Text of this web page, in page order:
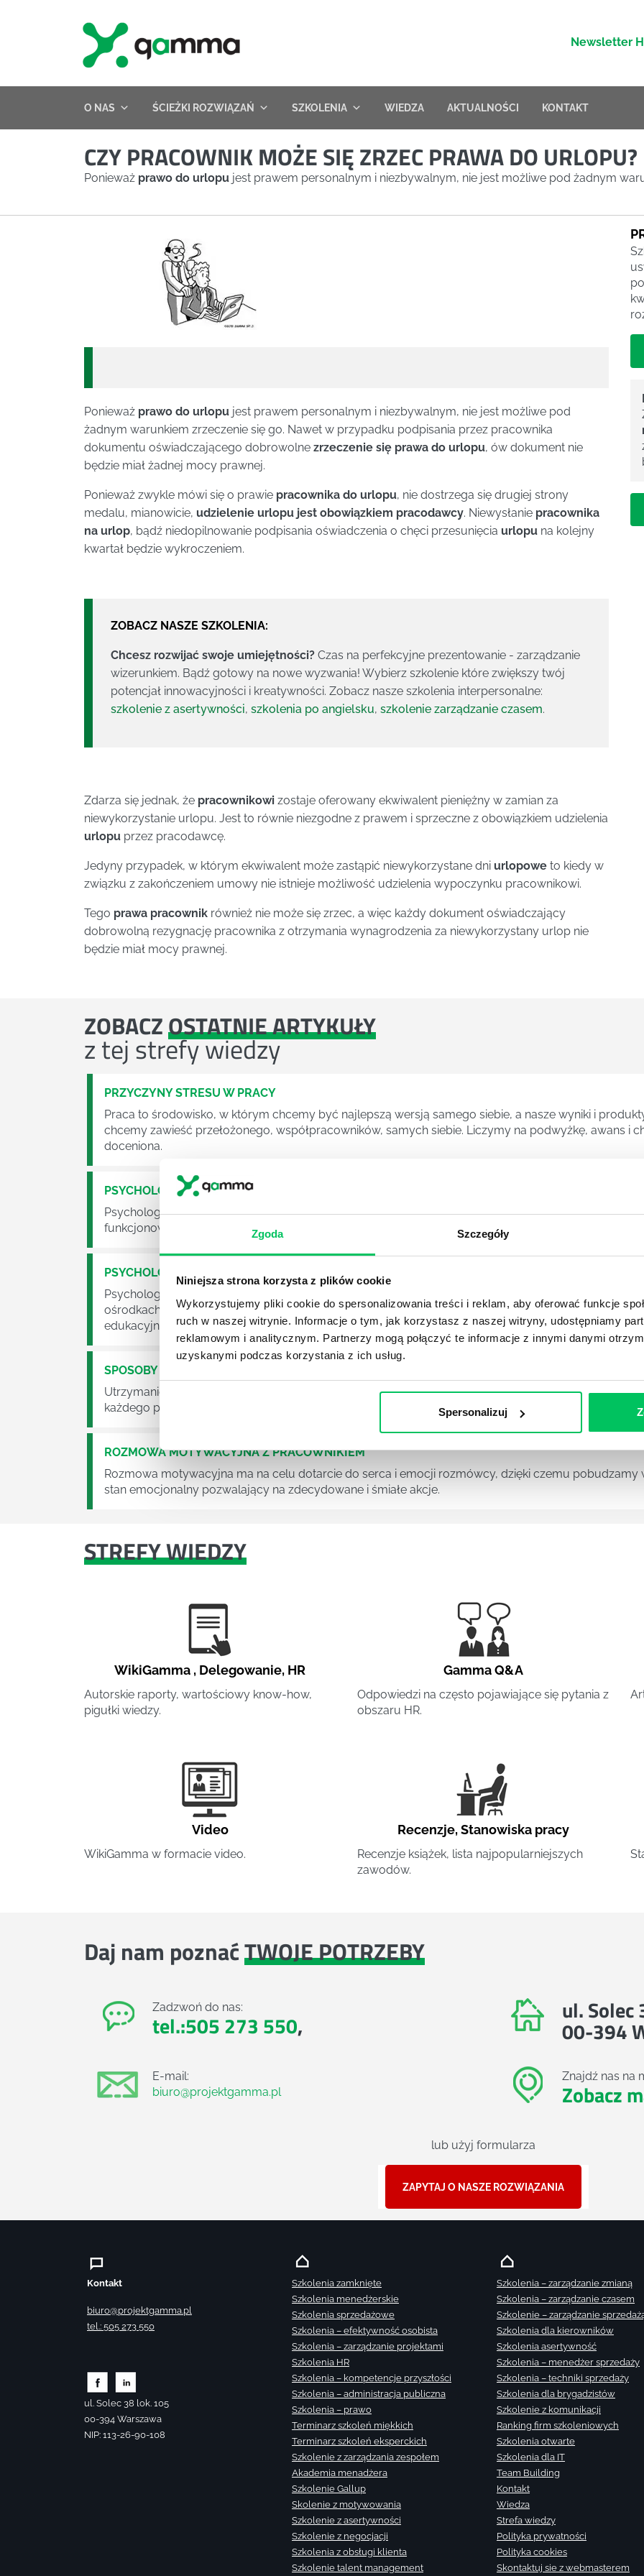
Zgoda Szczegóły
Niniejsza strona korzysta z plików cookie
Wykorzystujemy pliki cookie do spersonalizowania treści i reklam, aby oferować funkcje
ruch w naszej witrynie. Informacje o tym, jak korzystasz z naszej witryny, udostępniamy
reklamowym i analitycznym. Partnerzy mogą połączyć te informacje z innymi danymi
uzyskanymi podczas korzystania z ich usług.
Spersonalizuj
Newsletter
O NAS ŚCIEŻKI ROZWIĄZAŃ SZKOLENIA WIEDZA AKTUALNOŚCI KONTAKT
CZY PRACOWNIK MOŻE SIĘ ZRZEC PRAWA DO URLOPU?
Ponieważ prawo do urlopu jest prawem personalnym i niezbywalnym, nie jest możliwe pod żadnym
Ponieważ prawo do urlopu jest prawem personalnym i niezbywalnym, nie jest możliwe pod
żadnym warunkiem zrzeczenie się go. Nawet w przypadku podpisania przez pracownika
dokumentu oświadczającego dobrowolne zrzeczenie się prawa do urlopu, ów dokument nie
będzie miał żadnej mocy prawnej.
Ponieważ zwykle mówi się o prawie pracownika do urlopu, nie dostrzega się drugiej strony
medalu, mianowicie, udzielenie urlopu jest obowiązkiem pracodawcy. Niewysłanie pracownika
na urlop, bądź niedopilnowanie podpisania oświadczenia o chęci przesunięcia urlopu na kolejny
kwartał będzie wykroczeniem.
ZOBACZ NASZE SZKOLENIA:
Chcesz rozwijać swoje umiejętności? Czas na perfekcyjne prezentowanie - zarządzanie
wizerunkiem. Bądź gotowy na nowe wyzwania! Wybierz szkolenie które zwiększy twój
potencjał innowacyjności i kreatywności. Zobacz nasze szkolenia interpersonalne:
szkolenie z asertywności, szkolenia po angielsku, szkolenie zarządzanie czasem.
Zdarza się jednak, że pracownikowi zostaje oferowany ekwiwalent pieniężny w zamian za
niewykorzystanie urlopu. Jest to równie niezgodne z prawem i sprzeczne z obowiązkiem udzielenia
urlopu przez pracodawcę.
Jedyny przypadek, w którym ekwiwalent może zastąpić niewykorzystane dni urlopowe to kiedy w
związku z zakończeniem umowy nie istnieje możliwość udzielenia wypoczynku pracownikowi.
Tego prawa pracownik również nie może się zrzec, a więc każdy dokument oświadczający
dobrowolną rezygnację pracownika z otrzymania wynagrodzenia za niewykorzystany urlop nie
będzie miał mocy prawnej.
ZOBACZOSTATNIE ARTYKUŁY
z tej strefy wiedzy
PRZYCZYNY STRESU W PRACY
Praca to środowisko, w którym chcemy być najlepszą wersją samego siebie, a nasze wyniki i
chcemy zawieść przełożonego, współpracowników, samych siebie. Liczymy na podwyżkę, awans i
doceniona.
PSYCHOLOGIA I CO DALEJ
Psychologia to jeden z bardziej klasycznych kierunków studiów. Pozwala zdobyć wiedzę na temat
funkcjonowania ludzkiej psychiki, procesów decyzyjnych.
PSYCHOLOGIA W ZARZĄDZANIU PRACA
Psychologia to kierunek wbrew pozorom z ogromnymi perspektywami na przyszłość.
ośrodkach służby zdrowie czy we własnych gabinetach psychologicznych, ale również we
edukacyjnych, na warsztatach, w korporacjach przy pomocy opracowywania strategii
SPOSOBY NA MOTYWACJĘ
Utrzymanie wysokiego poziomu motywacji wśród zespołu potrafi być nie lada wyzwaniem, zalicza
każdego przełożonego i menedżera.
ROZMOWA MOTYWACYJNA Z PRACOWNIKIEM
Rozmowa motywacyjna ma na celu dotarcie do serca i emocji rozmówcy, dzięki czemu pobudzamy
stan emocjonalny pozwalający na zdecydowane i śmiałe akcje.
STREFY WIEDZY
WikiGamma , Delegowanie, HR
Autorskie raporty, wartościowy know-how,
pigułki wiedzy.
Gamma Q&A
Odpowiedzi na często pojawiające się pytania z
obszaru HR.
Video
WikiGamma w formacie video.
Recenzje,Stanowiska pracy
Recenzje książek, lista najpopularniejszych
zawodów.
Daj nam poznaćTWOJE POTRZEBY
Zadzwoń do nas:
tel.:505 273 550,
E-mail:
biuro@projektgamma.pl
ul. Solec
00-394
Znajdź nas na
Zobacz
lub użyj formularza
ZAPYTAJ O NASZE ROZWIĄZANIA
Kontakt
biuro@projektgamma.pl
tel.: 505 273 550
ul. Solec 38 lok. 105
00-394 Warszawa
NIP: 113-26-90-108
Szkolenia zamknięte
Szkolenia menedżerskie
Szkolenia sprzedażowe
Szkolenia – efektywność osobista
Szkolenia – zarządzanie projektami
Szkolenia HR
Szkolenia – kompetencje przyszłości
Szkolenia – administracja publiczna
Szkolenia – prawo
Terminarz szkoleń miękkich
Terminarz szkoleń eksperckich
Szkolenie z zarządzania zespołem
Akademia menadżera
Szkolenie Gallup
Skolenie z motywowania
Szkolenie z asertywności
Szkolenie z negocjacji
Szkolenia z obsługi klienta
Szkolenie talent management
Szkolenia – zarządzanie zmianą
Szkolenia – zarządzanie czasem
Szkolenie – zarządzanie
Szkolenia dla kierowników
Szkolenia asertywność
Szkolenia – menedżer sprzedaży
Szkolenia – techniki sprzedaży
Szkolenia dla brygadzistów
Szkolenie z komunikacji
Ranking firm szkoleniowych
Szkolenia otwarte
Szkolenia dla IT
Team Building
Kontakt
Wiedza
Strefa wiedzy
Polityka prywatności
Polityka cookies
Skontaktuj sie z webmasterem